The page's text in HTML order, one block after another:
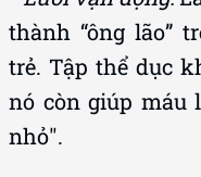
trẻ. Tập thể dục
nó còn giúp máu
nhỏ".